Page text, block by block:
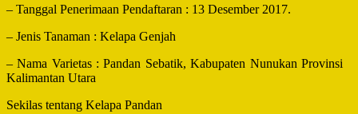
– Tanggal Penerimaan Pendaftaran : 13 Desember 2017.
– Jenis Tanaman : Kelapa Genjah
– Nama Varietas : Pandan Sebatik, Kabupaten Nunukan Provinsi
Kalimantan Utara
Sekilas tentang Kelapa Pandan